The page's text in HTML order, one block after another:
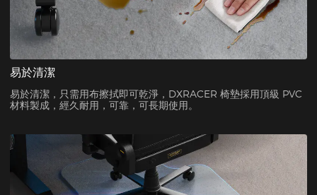
易於清潔
易於清潔，只需用布擦拭即可乾淨，DXRACER 椅墊採用頂級 PVC
材料製成，經久耐用，可靠，可長期使用。